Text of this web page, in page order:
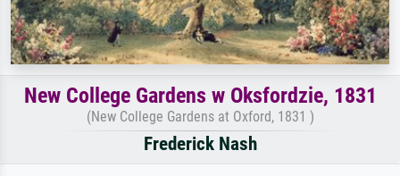
New College Gardens w Oksfordzie, 1831
(New College Gardens at Oxford, 1831 )
Frederick Nash